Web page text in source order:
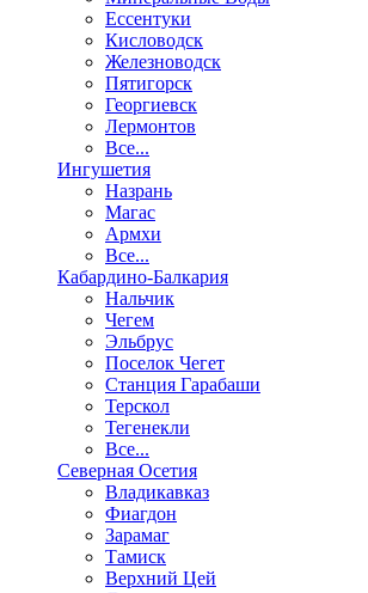
Ессентуки
Кисловодск
Железноводск
Пятигорск
Георгиевск
Лермонтов
Все...
Ингушетия
Назрань
Магас
Армхи
Все...
Кабардино-Балкария
Нальчик
Чегем
Эльбрус
Поселок Чегет
Станция Гарабаши
Терскол
Тегенекли
Все...
Северная Осетия
Владикавказ
Фиагдон
Зарамаг
Тамиск
Верхний Цей